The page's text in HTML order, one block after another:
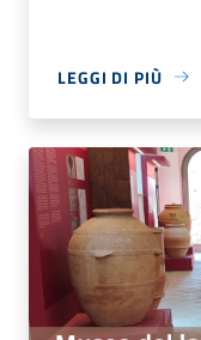
LEGGI DI PIÙ